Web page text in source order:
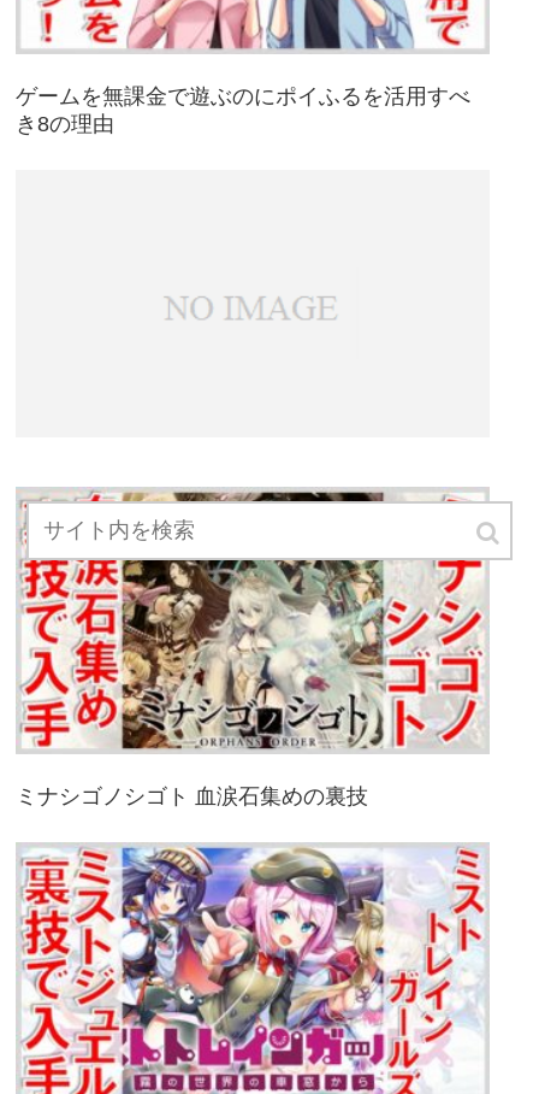
ゲームを無課金で遊ぶのにポイふるを活用すべ
き8の理由
ミナシゴノシゴト 血涙石集めの裏技